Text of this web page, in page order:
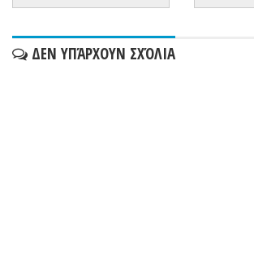
ΔΕΝ ΥΠΆΡΧΟΥΝ ΣΧΌΛΙΑ